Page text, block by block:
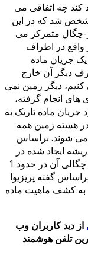
کند چه اتفاقی می
شد که در این
چگال متمرکز می
واقع در اطراف
یک جریان ماده
دیگر آن خارج
دیگر زمین نمی
های انجام گرفته،
ماده تاریک به
هسته زمین همه
می شوند. براساس
ایجاد شده در
هسته مشتری از هسته زمین چگال تر است و چگالی آن در حدود 1
گفته پریزیوا
به کشف ماهیت ماده
از دید کاربران وب
تلفن هوشمند